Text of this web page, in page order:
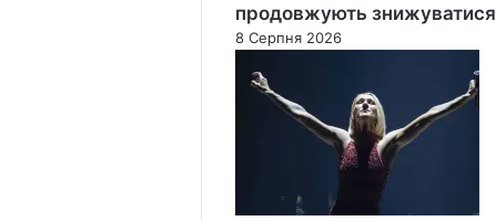
продовжують знижуватися
8 Серпня 2026